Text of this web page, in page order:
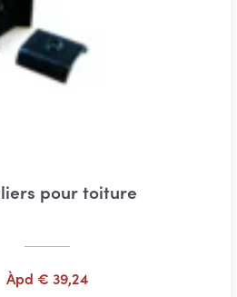
pour toiture
Àpd € 39,24